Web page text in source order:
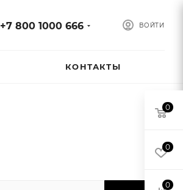
ВОЙТИ
+7 800 1000 666
КОНТАКТЫ
0
0
0